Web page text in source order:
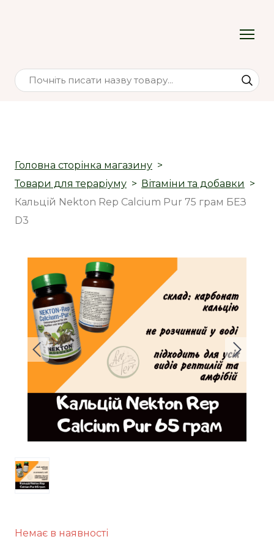
Головна сторінка магазину
Товари для тераріуму
Вітаміни та добавки
Кальцій Nekton Rep Calcium Pur 75 грам БЕЗ
D3
Немає в наявності